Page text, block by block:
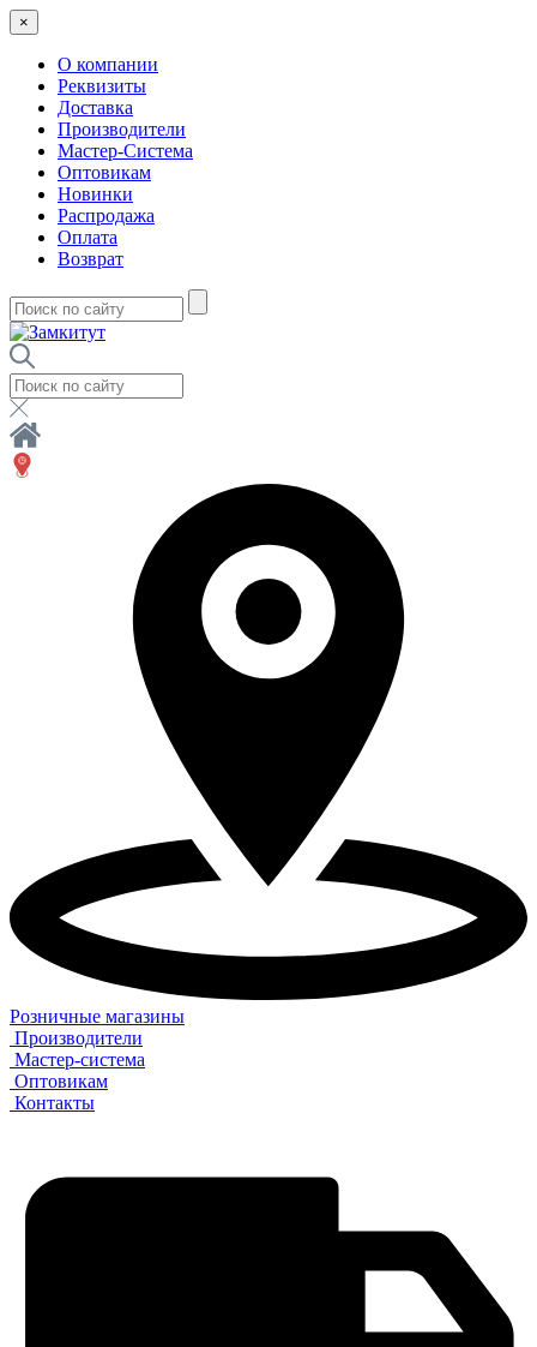
×
О компании
Реквизиты
Доставка
Производители
Мастер-Система
Оптовикам
Новинки
Распродажа
Оплата
Возврат
Розничные магазины
Производители
Мастер-система
Оптовикам
Контакты